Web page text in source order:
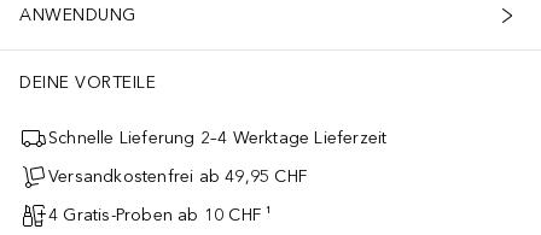
ANWENDUNG
DEINE VORTEILE
Schnelle Lieferung 2–4 Werktage Lieferzeit
Versandkostenfrei ab 49,95 CHF
4 Gratis-Proben ab 10 CHF ¹